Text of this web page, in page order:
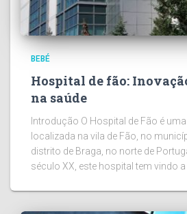
BEBÉ
Hospital de fão:
na saúde
Introdução O Hospital de Fão é
localizada na vila de Fão, no
distrito de Braga, no norte de
século XX, este hospital tem vindo a